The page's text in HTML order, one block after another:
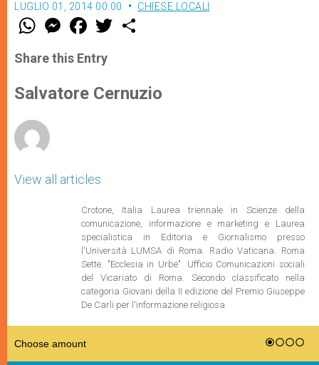
LUGLIO 01, 2014 00:00 CHIESE LOCALI
W
t
s
p
p
M
e
s
e
g
e
F
a
e
b
o
k
w
r
Share this Entry
Salvatore Cernuzio
View all articles
Crotone, Italia Laurea triennale in Scienze della
comunicazione, informazione e marketing e Laurea
specialistica in Editoria e Giornalismo presso
l'Università LUMSA di Roma. Radio Vaticana. Roma
Sette. "Ecclesia in Urbe". Ufficio Comunicazioni sociali
del Vicariato di Roma. Secondo classificato nella
categoria Giovani della II edizione del Premio Giuseppe
De Carli per l'informazione religiosa